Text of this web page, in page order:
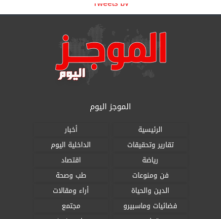
Tweets by
الموجز اليوم
الرئيسية
أخبار
تقارير وتحقيقات
الداخلية اليوم
رياضة
اقتصاد
فن ومنوعات
طب وصحة
الدين والحياة
أراء ومقالات
فضائيات وماسبيرو
مجتمع